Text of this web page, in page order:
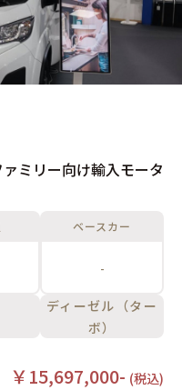
ミリー向け輸入モータ
ベースカー
-
ディーゼル（ター
ボ）
￥15,697,000- (税込)